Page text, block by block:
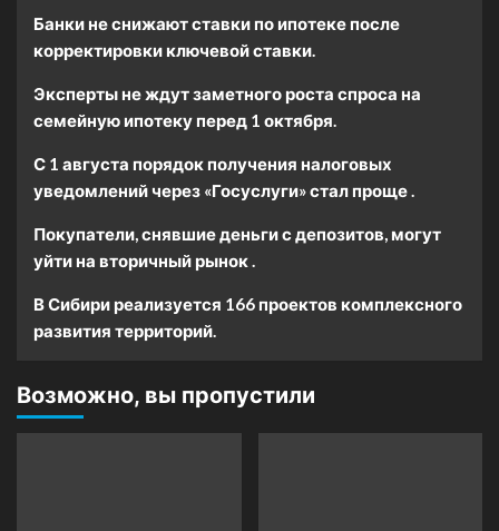
Банки не снижают ставки по ипотеке после
корректировки ключевой ставки.
Эксперты не ждут заметного роста спроса на
семейную ипотеку перед 1 октября.
С 1 августа порядок получения налоговых
уведомлений через «Госуслуги» стал проще .
Покупатели, снявшие деньги с депозитов, могут
уйти на вторичный рынок .
В Сибири реализуется 166 проектов комплексного
развития территорий.
Возможно, вы пропустили